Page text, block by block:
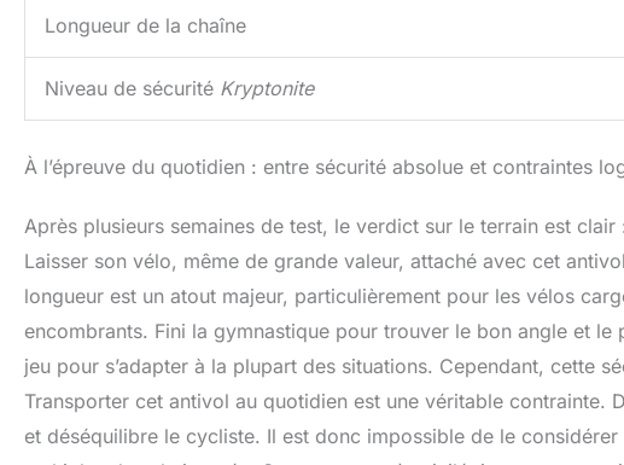
Longueur de la chaîne
Niveau de sécurité Kryptonite
À l’épreuve du quotidien : entre sécurité absolue et contraintes
Après plusieurs semaines de test, le verdict sur le terrain est
Laisser son vélo, même de grande valeur, attaché avec cet
longueur est un atout majeur, particulièrement pour les vélos
encombrants. Fini la gymnastique pour trouver le bon angle et
jeu pour s’adapter à la plupart des situations. Cependant, cette
Transporter cet antivol au quotidien est une véritable contrainte.
et déséquilibre le cycliste. Il est donc impossible de le